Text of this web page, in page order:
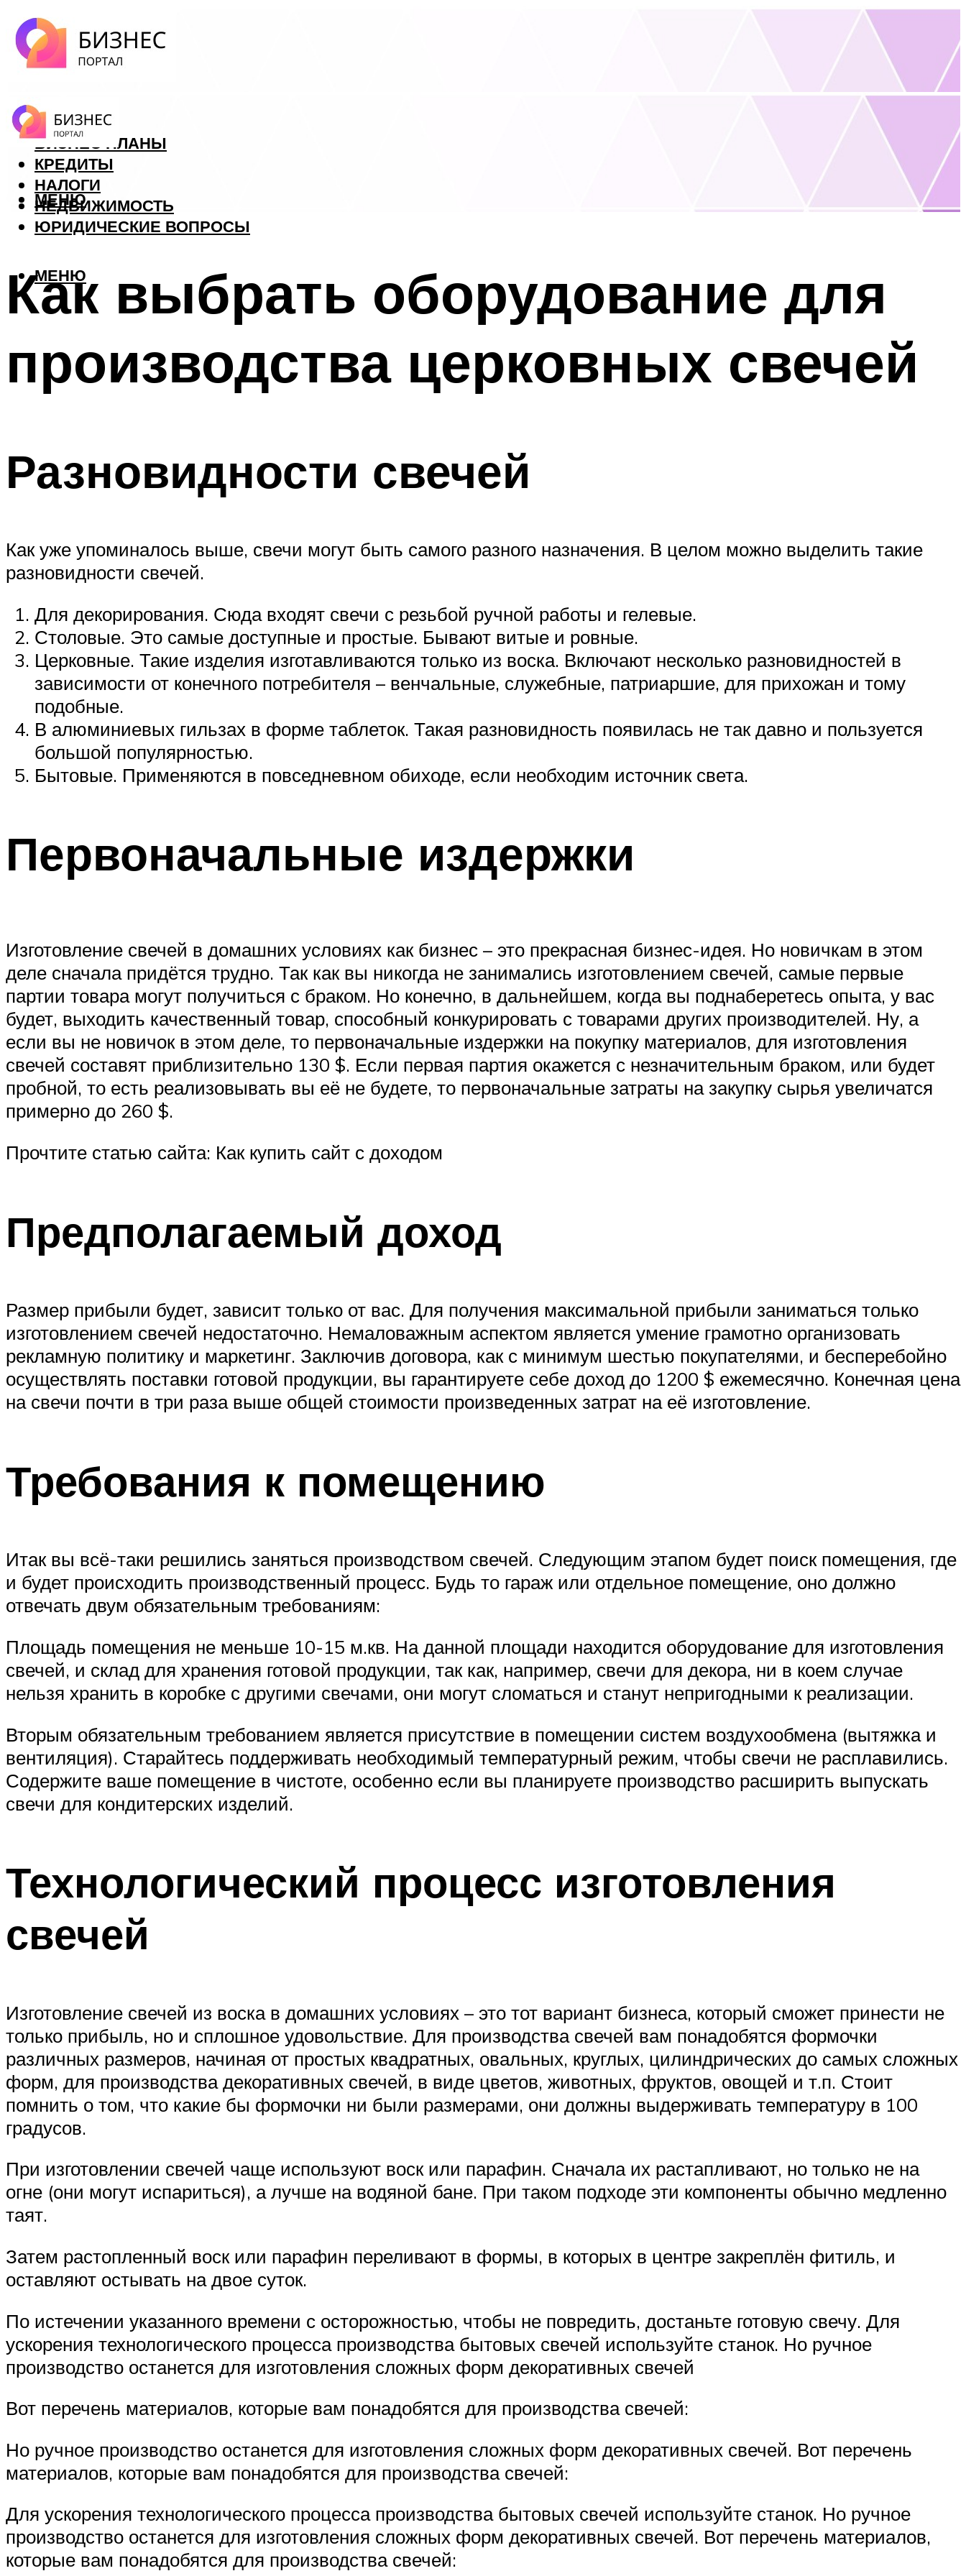
ФОРЕКС
БИЗНЕС ПЛАНЫ
КРЕДИТЫ
НАЛОГИ
НЕДВИЖИМОСТЬ
ЮРИДИЧЕСКИЕ ВОПРОСЫ
МЕНЮ
МЕНЮ
Как выбрать оборудование для
производства церковных свечей
Разновидности свечей
Как уже упоминалось выше, свечи могут быть самого разного назначения. В целом можно выделить такие
разновидности свечей.
Для декорирования. Сюда входят свечи с резьбой ручной работы и гелевые.
Столовые. Это самые доступные и простые. Бывают витые и ровные.
Церковные. Такие изделия изготавливаются только из воска. Включают несколько разновидностей в
зависимости от конечного потребителя – венчальные, служебные, патриаршие, для прихожан и тому
подобные.
В алюминиевых гильзах в форме таблеток. Такая разновидность появилась не так давно и пользуется
большой популярностью.
Бытовые. Применяются в повседневном обиходе, если необходим источник света.
Первоначальные издержки
Изготовление свечей в домашних условиях как бизнес – это прекрасная бизнес-идея. Но новичкам в этом
деле сначала придётся трудно. Так как вы никогда не занимались изготовлением свечей, самые первые
партии товара могут получиться с браком. Но конечно, в дальнейшем, когда вы поднаберетесь опыта, у вас
будет, выходить качественный товар, способный конкурировать с товарами других производителей. Ну, а
если вы не новичок в этом деле, то первоначальные издержки на покупку материалов, для изготовления
свечей составят приблизительно 130 $. Если первая партия окажется с незначительным браком, или будет
пробной, то есть реализовывать вы её не будете, то первоначальные затраты на закупку сырья увеличатся
примерно до 260 $.
Прочтите статью сайта: Как купить сайт с доходом
Предполагаемый доход
Размер прибыли будет, зависит только от вас. Для получения максимальной прибыли заниматься только
изготовлением свечей недостаточно. Немаловажным аспектом является умение грамотно организовать
рекламную политику и маркетинг. Заключив договора, как с минимум шестью покупателями, и бесперебойно
осуществлять поставки готовой продукции, вы гарантируете себе доход до 1200 $ ежемесячно. Конечная цена
на свечи почти в три раза выше общей стоимости произведенных затрат на её изготовление.
Требования к помещению
Итак вы всё-таки решились заняться производством свечей. Следующим этапом будет поиск помещения, где
и будет происходить производственный процесс. Будь то гараж или отдельное помещение, оно должно
отвечать двум обязательным требованиям:
Площадь помещения не меньше 10-15 м.кв. На данной площади находится оборудование для изготовления
свечей, и склад для хранения готовой продукции, так как, например, свечи для декора, ни в коем случае
нельзя хранить в коробке с другими свечами, они могут сломаться и станут непригодными к реализации.
Вторым обязательным требованием является присутствие в помещении систем воздухообмена (вытяжка и
вентиляция). Старайтесь поддерживать необходимый температурный режим, чтобы свечи не расплавились.
Содержите ваше помещение в чистоте, особенно если вы планируете производство расширить выпускать
свечи для кондитерских изделий.
Технологический процесс изготовления
свечей
Изготовление свечей из воска в домашних условиях – это тот вариант бизнеса, который сможет принести не
только прибыль, но и сплошное удовольствие. Для производства свечей вам понадобятся формочки
различных размеров, начиная от простых квадратных, овальных, круглых, цилиндрических до самых сложных
форм, для производства декоративных свечей, в виде цветов, животных, фруктов, овощей и т.п. Стоит
помнить о том, что какие бы формочки ни были размерами, они должны выдерживать температуру в 100
градусов.
При изготовлении свечей чаще используют воск или парафин. Сначала их растапливают, но только не на
огне (они могут испариться), а лучше на водяной бане. При таком подходе эти компоненты обычно медленно
таят.
Затем растопленный воск или парафин переливают в формы, в которых в центре закреплён фитиль, и
оставляют остывать на двое суток.
По истечении указанного времени с осторожностью, чтобы не повредить, достаньте готовую свечу. Для
ускорения технологического процесса производства бытовых свечей используйте станок. Но ручное
производство останется для изготовления сложных форм декоративных свечей
Вот перечень материалов, которые вам понадобятся для производства свечей:
Но ручное производство останется для изготовления сложных форм декоративных свечей. Вот перечень
материалов, которые вам понадобятся для производства свечей:
Для ускорения технологического процесса производства бытовых свечей используйте станок. Но ручное
производство останется для изготовления сложных форм декоративных свечей. Вот перечень материалов,
которые вам понадобятся для производства свечей: